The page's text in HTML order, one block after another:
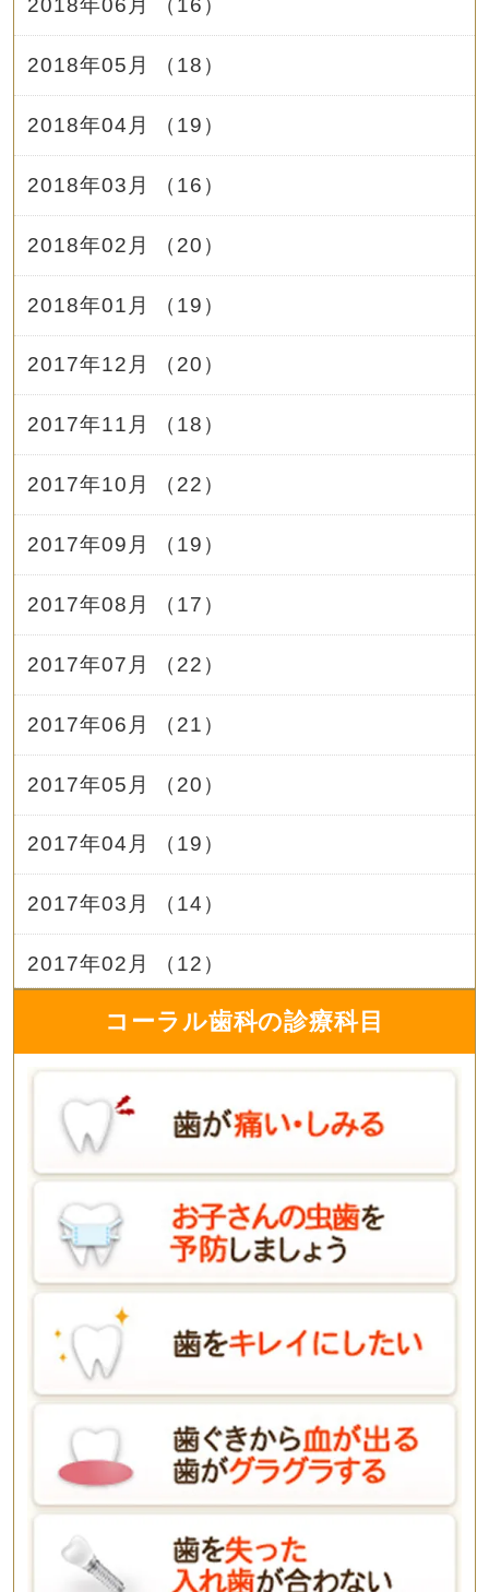
2018年06月 （16）
2018年05月 （18）
2018年04月 （19）
2018年03月 （16）
2018年02月 （20）
2018年01月 （19）
2017年12月 （20）
2017年11月 （18）
2017年10月 （22）
2017年09月 （19）
2017年08月 （17）
2017年07月 （22）
2017年06月 （21）
2017年05月 （20）
2017年04月 （19）
2017年03月 （14）
2017年02月 （12）
コーラル歯科の診療科目